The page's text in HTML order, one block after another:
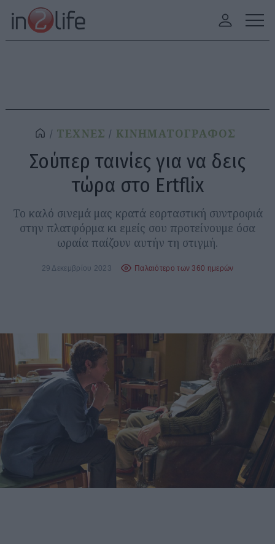
ΤΕΧΝΕΣ ΚΙΝΗΜΑΤΟΓΡΑΦΟΣ
Σούπερ ταινίες για να δεις
τώρα στο Ertflix
Το καλό σινεμά μας κρατά εορταστική συντροφιά
στην πλατφόρμα κι εμείς σου προτείνουμε όσα
ωραία παίζουν αυτήν τη στιγμή.
29 Δεκεμβρίου 2023 Παλαιότερο των 360 ημερών